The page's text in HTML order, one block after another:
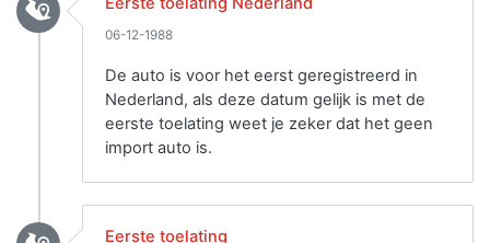
06-12-1988
De auto is voor het eerst geregistreerd in
Nederland, als deze datum gelijk is met de
eerste toelating weet je zeker dat het geen
import auto is.
Eerste toelating